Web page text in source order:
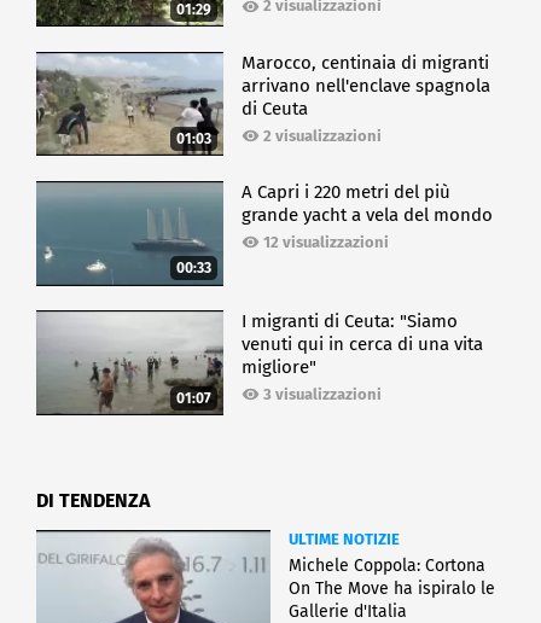
01:29 2 visualizzazioni
01:03
Marocco, centinaia di migranti
arrivano nell'enclave spagnola
di Ceuta
2 visualizzazioni
00:33
A Capri i 220 metri del più
grande yacht a vela del mondo
12 visualizzazioni
01:07
I migranti di Ceuta: "Siamo
venuti qui in cerca di una vita
migliore"
3 visualizzazioni
DI TENDENZA
ULTIME NOTIZIE
Michele Coppola: Cortona
On The Move ha ispiralo le
Gallerie d'Italia